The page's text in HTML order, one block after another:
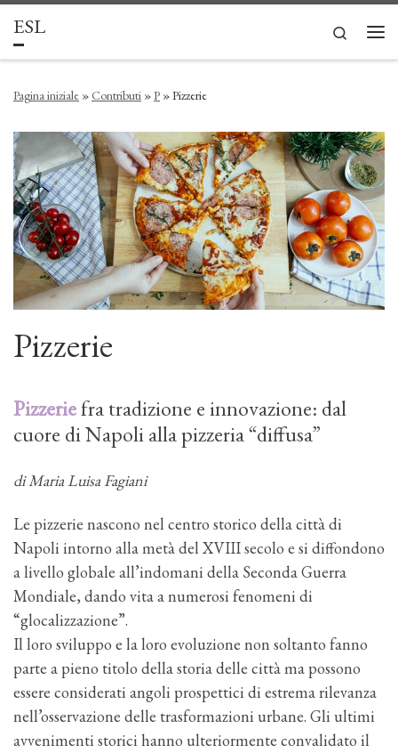
Passa al contenuto
ESL
Search
Pagina iniziale »Contributi »P »Pizzerie
Pizzerie
Pizzeriefra tradizione e innovazione: dal
cuore di Napoli alla pizzeria “diffusa”
di Maria Luisa Fagiani
Le pizzerie nascono nel centro storico della città di
Napoli intorno alla metà del XVIII secolo e si diffondono
a livello globale all’indomani della Seconda Guerra
Mondiale, dando vita a numerosi fenomeni di
“glocalizzazione”.
Il loro sviluppo e la loro evoluzione non soltanto fanno
parte a pieno titolo della storia delle città ma possono
essere considerati angoli prospettici di estrema rilevanza
nell’osservazione delle trasformazioni urbane. Gli ultimi
avvenimenti storici hanno ulteriormente convalidato il